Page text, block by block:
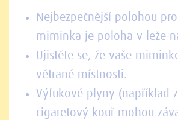
Nejbezpečnější polohou
miminka je poloha v leže
Ujistěte se, že vaše
větrané místnosti.
Výfukové plyny (například
cigaretový kouř mohou